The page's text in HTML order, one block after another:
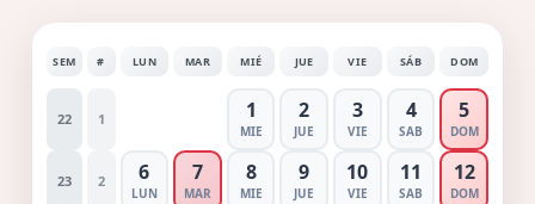
SEM # LUN MAR MIÉ JUE VIE SÁB DOM
22 1 1
MIE
2
JUE
3
VIE
4
SAB
5
DOM
23 2 6
LUN
7
MAR
8
MIE
9
JUE
10
VIE
11
SAB
12
DOM